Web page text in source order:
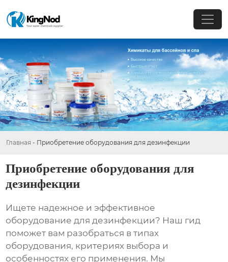
Главная - Приобретение оборудования для дезинфекции
Приобретение оборудования для
дезинфекции
Ищете надежное и эффективное
оборудование для дезинфекции? Наш гид
поможет вам разобраться в типах
оборудования, критериях выбора и
особенностях его применения. Мы